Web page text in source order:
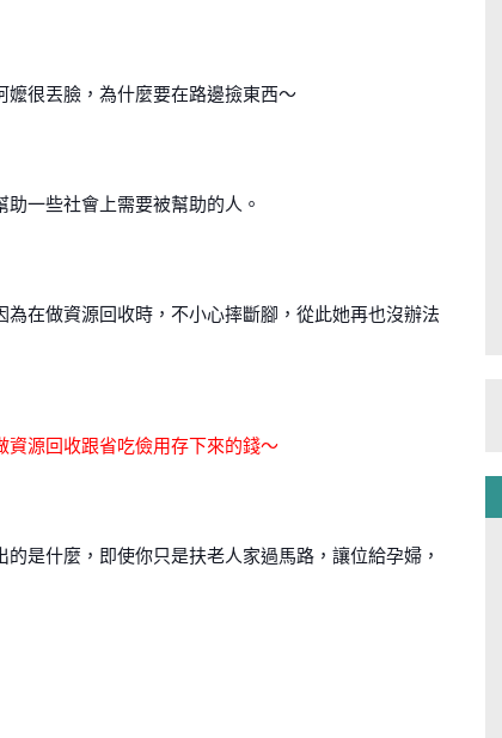
很丟臉，為什麼要在路邊撿東西～
一些社會上需要被幫助的人。
在做資源回收時，不小心摔斷腳，從此她再也沒辦法
源回收跟省吃儉用存下來的錢～
是什麼，即使你只是扶老人家過馬路，讓位給孕婦，